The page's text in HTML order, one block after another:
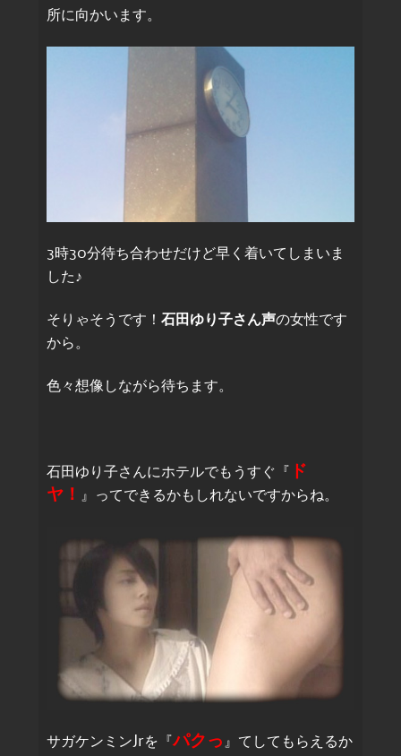
所に向かいます。
3時30分待ち合わせだけど早く着いてしまいま
した♪
そりゃそうです！石田ゆり子さん声の女性です
から。
色々想像しながら待ちます。
石田ゆり子さんにホテルでもうすぐ『
ド
ヤ！
』ってできるかもしれないですからね。
サガケンミンJrを『パクっ 』てしてもらえるか